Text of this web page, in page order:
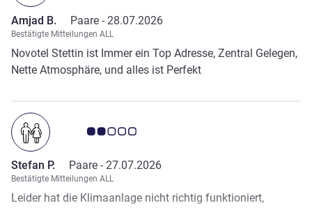
auch preiswerter! Doch sind dies nur Anregungen. Wenn
ich nach einer Hotelempfehlung in Stettin gefragt werde,
werde ich auf jeden Fall Ihr Hotel nennen. Vielen Dank.
Amjad B. Paare - 28.07.2026
Bestätigte Mitteilungen ALL
Novotel Stettin ist Immer ein Top Adresse, Zentral Gelegen,
Nette Atmosphäre, und alles ist Perfekt
Note Kundenmeinungen 2.0/5
Stefan P. Paare - 27.07.2026
Bestätigte Mitteilungen ALL
Leider hat die Klimaanlage nicht richtig funktioniert,